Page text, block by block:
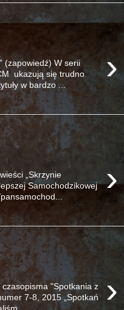
›
(zapowiedź) W serii
ukazują się trudno
w bardzo ...
›
„Skrzynie
Samochodzikowej
›
"Spotkania z
7-8, 2015 „Spotkań